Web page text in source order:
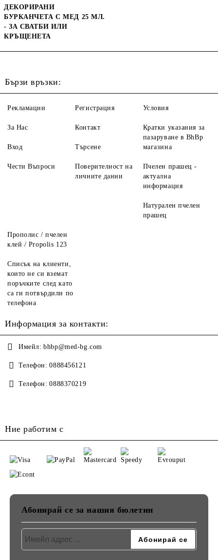
ДЕКОРИРАНИ
БУРКАНЧЕТА С МЕД 25 МЛ.
- ЗА СВАТБИ ИЛИ
КРЪЩЕНЕТА
Бързи връзки:
Рекламации
За Нас
Вход
Чести Въпроси
Регистрация
Контакт
Търсене
Поверителност на
личните данни
Условия
Кратки указания за
пазаруване в BhBp
магазина
Пчелен прашец -
актуална
информация
Натурален пчелен
прашец
Прополис / пчелен
клей / Propolis 123
Списък на клиенти,
които не си вземат
поръчките след като
са ги потвърдили по
телефона
Информация за контакти:
Имейл: bhbp@med-bg.com
Телефон: 0888456121
Телефон: 0888370219
Ние работим с
Абонирай се за нашия бюлетин